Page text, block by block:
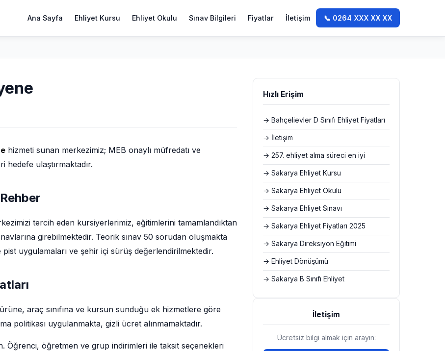
Ana Sayfa Ehliyet Kursu Ehliyet Okulu Sınav Bilgileri Fiyatlar İletişim 📞 0264 XXX XX XX
hizmeti sunan merkezimiz; MEB onaylı müfredatı ve
hedefe ulaştırmaktadır.
tercih eden kursiyerlerimiz, eğitimlerini tamamlandıktan
girebilmektedir. Teorik sınav 50 sorudan oluşmakta
uygulamaları ve şehir içi sürüş değerlendirilmektedir.
araç sınıfına ve kursun sunduğu ek hizmetlere göre
politikası uygulanmakta, gizli ücret alınmamaktadır.
Öğrenci, öğretmen ve grup indirimleri ile taksit seçenekleri
Hızlı Erişim
→ Bahçelievler D Sınıfı Ehliyet Fiyatları
→ İletişim
→ 257. ehliyet alma süreci en iyi
→ Sakarya Ehliyet Kursu
→ Sakarya Ehliyet Okulu
→ Sakarya Ehliyet Sınavı
→ Sakarya Ehliyet Fiyatları 2025
→ Sakarya Direksiyon Eğitimi
→ Ehliyet Dönüşümü
→ Sakarya B Sınıfı Ehliyet
İletişim
Ücretsiz bilgi almak için arayın: